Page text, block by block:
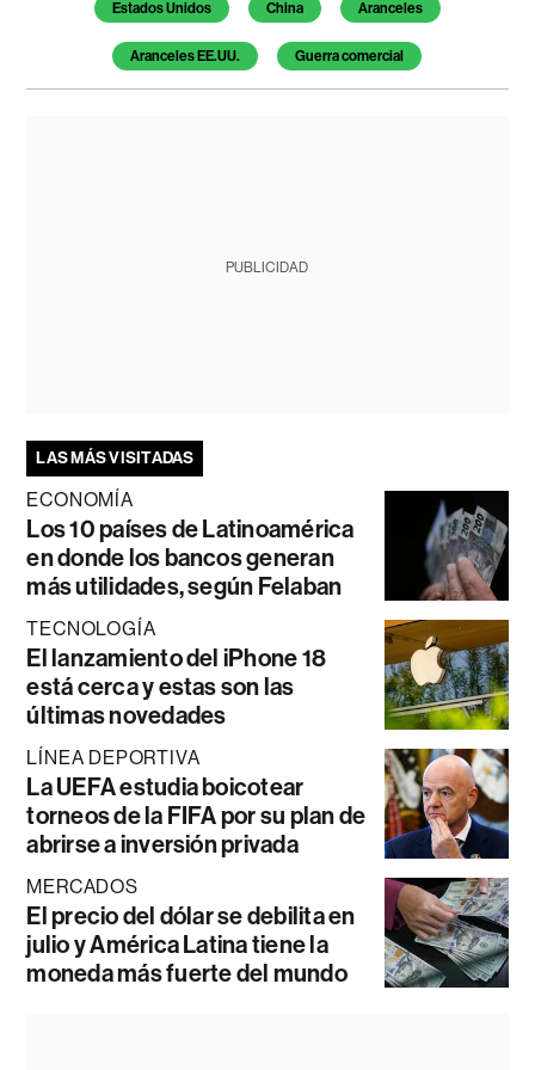
Estados Unidos China Aranceles
Aranceles EE.UU. Guerra comercial
PUBLICIDAD
LAS MÁS VISITADAS
ECONOMÍA
Los 10 países de Latinoamérica
en donde los bancos generan
más utilidades, según Felaban
TECNOLOGÍA
El lanzamiento del iPhone 18
está cerca y estas son las
últimas novedades
LÍNEA DEPORTIVA
La UEFA estudia boicotear
torneos de la FIFA por su plan de
abrirse a inversión privada
MERCADOS
El precio del dólar se debilita en
julio y América Latina tiene la
moneda más fuerte del mundo